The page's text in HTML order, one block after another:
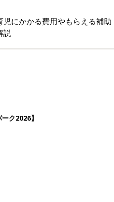
児にかかる費用やもらえる補助
説
ク2026】